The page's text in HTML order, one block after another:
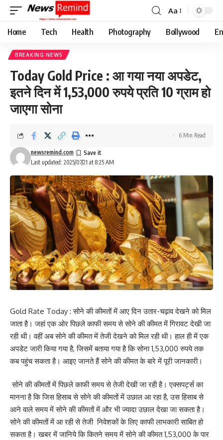
Font
Resizer
Aa
Home Tech Health Photography Bollywood
BREAKING NEWS
Today Gold Price : आ गया नया अपडेट,
इतने दिन में 1,53,000 रुपये प्रति 10 ग्राम हो
जाएगा सोना
Last updated: 2025/07/21 at 8:25 AM
newsremind.com
6 Min Read
Gold Rate Today : सोने की कीमतों में आए दिन उतार-चढ़ाव देखने को मिल
जाता है। जहां एक ओर पिछले काफी समय से सोने की कीमत में गिरावट देखी जा
रही थी। वहीं अब सोने की कीमत में तेजी देखने को मिल रही थी। हाल ही में एक
अपडेट जारी किया गया है, जिसमें बताया गया है कि सोना 1,53,000 रुपये तक
कब पहुंच सकता है। आइए जानते हैं सोने की कीमत के बारे में पूरी जानकारी।
सोने की कीमतों में पिछले काफी समय से तेजी देखी जा रही है। एक्सपर्ट्स का
मानना है कि जिस हिसाब से सोने की कीमतों में उछाल आ रहा है, उस हिसाब से
आने वाले समय में सोने की कीमतों में और भी ज्यादा उछाल देखा जा सकता है।
सोने की कीमतों में आ रही से तेजी निवेशकों के लिए काफी लाभकारी साबित हो
सकता है। खबर में जानिये कि कितने समय में सोने की कीमत 1,53,000 के पार